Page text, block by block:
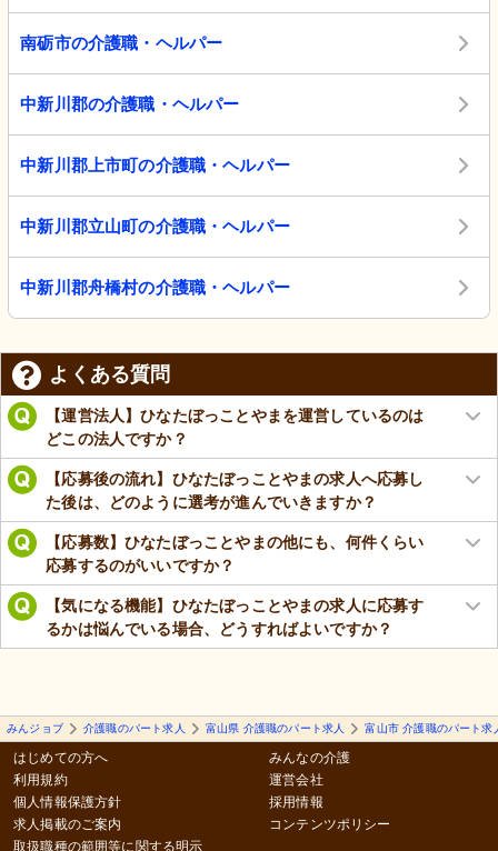
南砺市の介護職・ヘルパー
中新川郡の介護職・ヘルパー
中新川郡上市町の介護職・ヘルパー
中新川郡立山町の介護職・ヘルパー
中新川郡舟橋村の介護職・ヘルパー
よくある質問
【運営法人】ひなたぼっことやまを運営しているのは
どこの法人ですか？
【応募後の流れ】ひなたぼっことやまの求人へ応募し
た後は、どのように選考が進んでいきますか？
【応募数】ひなたぼっことやまの他にも、何件くらい
応募するのがいいですか？
【気になる機能】ひなたぼっことやまの求人に応募す
るかは悩んでいる場合、どうすればよいですか？
みんジョブ 介護職のパート求人 富山県 介護職のパート求人 富山市 介護職のパート求
はじめての方へ
利用規約
個人情報保護方針
求人掲載のご案内
取扱職種の範囲等に関する明示
みんなの介護
運営会社
採用情報
コンテンツポリシー